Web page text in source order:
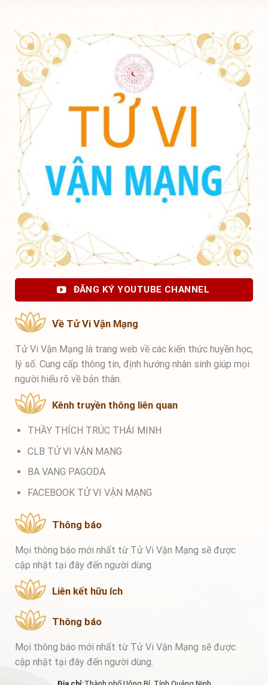
ĐĂNG KÝ YOUTUBE CHANNEL
Về Tử Vi Vận Mạng
Tử Vi Vận Mạng là trang web về các kiến thức huyền học,
lý số. Cung cấp thông tin, định hướng nhân sinh giúp mọi
người hiểu rõ về bản thân.
Kênh truyền thông liên quan
THẦY THÍCH TRÚC THÁI MINH
CLB TỬ VI VẬN MẠNG
BA VANG PAGODA
FACEBOOK TỬ VI VẬN MẠNG
Thông báo
Mọi thông báo mới nhất từ Tử Vi Vận Mạng sẽ được
cập nhật tại đây đến người dùng.
Liên kết hữu ích
Thông báo
Mọi thông báo mới nhất từ Tử Vi Vận Mạng sẽ được
cập nhật tại đây đến người dùng.